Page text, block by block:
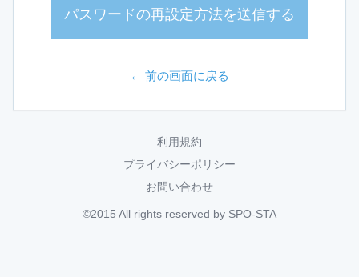
パスワードの再設定方法を送信する
← 前の画面に戻る
利用規約
プライバシーポリシー
お問い合わせ
©2015 All rights reserved by SPO-STA